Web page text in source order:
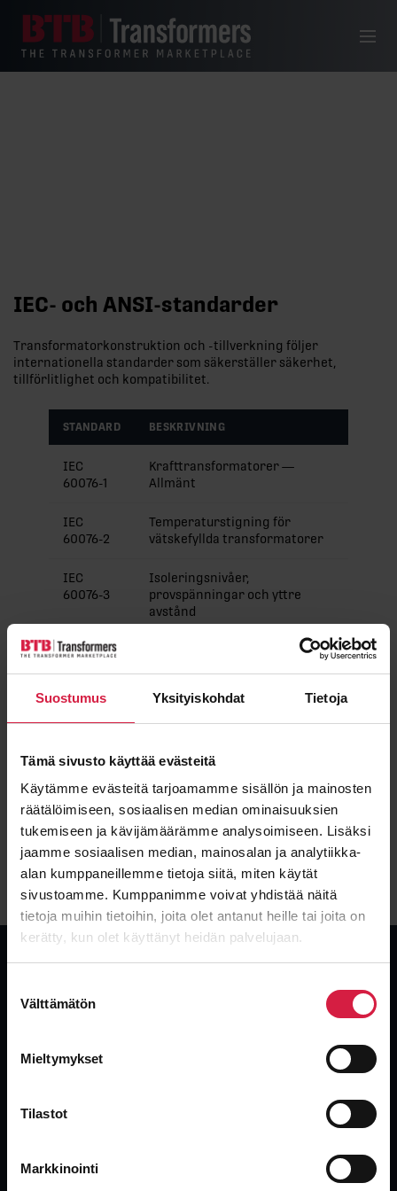
Suostumus Yksityiskohdat Tietoja
Tämä sivusto käyttää evästeitä
Käytämme evästeitä tarjoamamme sisällön ja mainosten
räätälöimiseen, sosiaalisen median ominaisuuksien
tukemiseen ja kävijämäärämme analysoimiseen. Lisäksi
jaamme sosiaalisen median, mainosalan ja analytiikka-
alan kumppaneillemme tietoja siitä, miten käytät
sivustoamme. Kumppanimme voivat yhdistää näitä
tietoja muihin tietoihin, joita olet antanut heille tai joita on
kerätty, kun olet käyttänyt heidän palvelujaan.
valinta
Välttämätön
Mieltymykset
Tilastot
Markkinointi
Meny
IEC- och ANSI-standarder
Transformatorkonstruktion och -tillverkning följer
internationella standarder som säkerställer säkerhet,
tillförlitlighet och kompatibilitet.
STANDARD BESKRIVNING
IEC
60076-1
Krafttransformatorer —
Allmänt
IEC
60076-2
Temperaturstigning för
vätskefyllda transformatorer
IEC
60076-3
Isoleringsnivåer,
provspänningar och yttre
avstånd
IEC
IEC
60076-6
Reaktorer
IEC
Torrtransformatorer
EU:s ekodesigndirektiv (EU) 2019/1783 ställer minimikrav på
energieffektivitet för krafttransformatorer. BTB:s
standardtransformatorer uppfyller Tier 2-kraven som trädde i
kraft 1 juli 2021.